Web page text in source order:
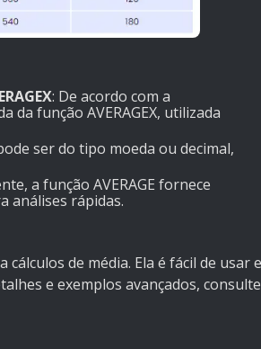
: De acordo com a
da função AVERAGEX, utilizada
ser do tipo moeda ou decimal,
a função AVERAGE fornece
análises rápidas.
de média. Ela é fácil de usar e
e exemplos avançados, consulte